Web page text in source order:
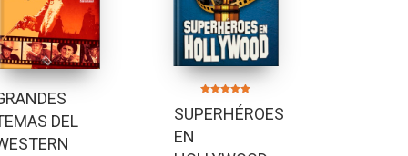
DEL
Valorado en
4.77
de 5
SUPERHÉROES
EN